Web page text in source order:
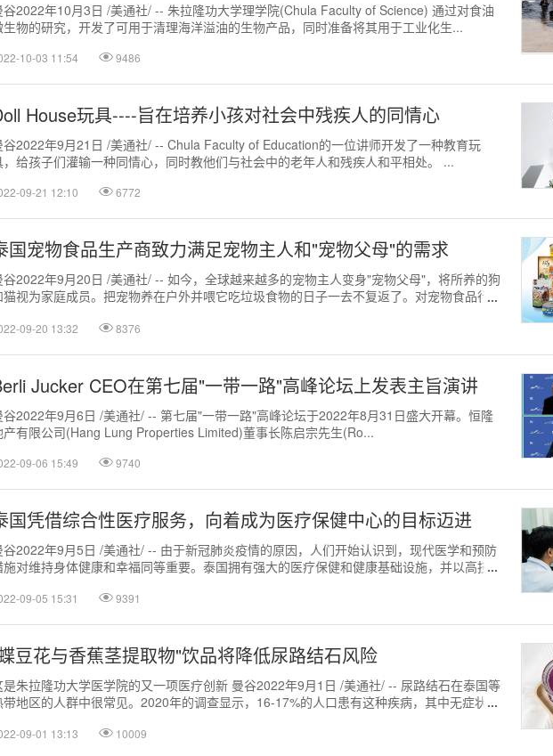
谷2022年10月3日 /美通社/ -- 朱拉隆功大学理学院(Chula Faculty of Science) 通过对食油
生物的研究，开发了可用于清理海洋溢油的生物产品，同时准备将其用于工业化生...
10-03 11:54 9486
House玩具----旨在培养小孩对社会中残疾人的同情心
谷2022年9月21日 /美通社/ -- Chula Faculty of Education的一位讲师开发了一种教育玩
，给孩子们灌输一种同情心，同时教他们与社会中的老年人和残疾人和平相处。 ...
09-21 12:10 6772
国宠物食品生产商致力满足宠物主人和"宠物父母"的需求
谷2022年9月20日 /美通社/ -- 如今，全球越来越多的宠物主人变身"宠物父母"，将所养的狗
猫视为家庭成员。把宠物养在户外并喂它吃垃圾食物的日子一去不复返了。对宠物食品行业
09-20 13:32 8376
Jucker CEO在第七届"一带一路"高峰论坛上发表主旨演讲
谷2022年9月6日 /美通社/ -- 第七届"一带一路"高峰论坛于2022年8月31日盛大开幕。恒隆
产有限公司(Hang Lung Properties Limited)董事长陈启宗先生(Ro...
09-06 15:49 9740
国凭借综合性医疗服务，向着成为医疗保健中心的目标迈进
谷2022年9月5日 /美通社/ -- 由于新冠肺炎疫情的原因，人们开始认识到，现代医学和预防
施对维持身体健康和幸福同等重要。泰国拥有强大的医疗保健和健康基础设施，并以高技能
09-05 15:31 9391
豆花与香蕉茎提取物"饮品将降低尿路结石风险
是朱拉隆功大学医学院的又一项医疗创新 曼谷2022年9月1日 /美通社/ -- 尿路结石在泰国等
带地区的人群中很常见。2020年的调查显示，16-17%的人口患有这种疾病，其中无症状尿
09-01 13:13 10009